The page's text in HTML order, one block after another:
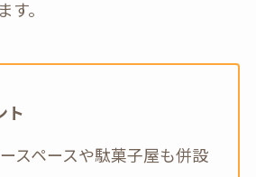
。
ト
スペースや駄菓子屋も併設